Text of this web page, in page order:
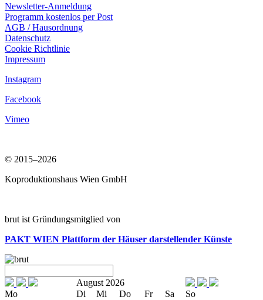
Newsletter-Anmeldung
Programm kostenlos per Post
AGB / Hausordnung
Datenschutz
Cookie Richtlinie
Impressum
Instagram
Facebook
Vimeo
© 2015–2026
Koproduktionshaus Wien GmbH
brut ist Gründungsmitglied von
PAKT WIEN Plattform der Häuser darstellender Künste
August 2026
Mo
Di Mi Do Fr Sa
So